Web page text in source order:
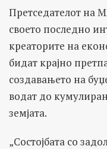
Претседателот на
своето последно
креаторите на
бидат крајно
создавањето на
водат до
земјата.
„Состојбата со